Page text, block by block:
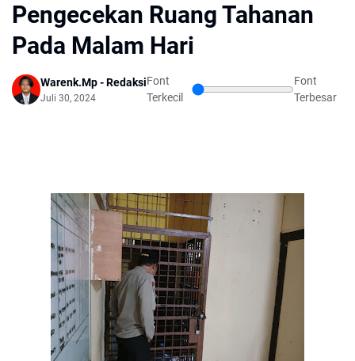
Pengecekan Ruang Tahanan
Pada Malam Hari
Warenk.Mp - Redaksi
Juli 30, 2024
Font
Terkecil
Font
Terbesar